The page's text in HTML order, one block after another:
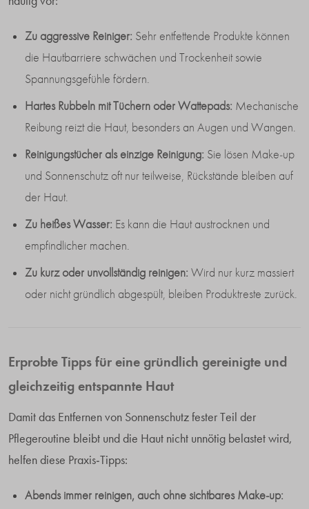
Zu aggressive Reiniger: Sehr entfettende Produkte können
die Hautbarriere schwächen und Trockenheit sowie
Spannungsgefühle fördern.
Hartes Rubbeln mit Tüchern oder Wattepads: Mechanische
Reibung reizt die Haut, besonders an Augen und Wangen.
Reinigungstücher als einzige Reinigung: Sie lösen Make-up
und Sonnenschutz oft nur teilweise, Rückstände bleiben auf
der Haut.
Zu heißes Wasser: Es kann die Haut austrocknen und
empfindlicher machen.
Zu kurz oder unvollständig reinigen: Wird nur kurz massiert
oder nicht gründlich abgespült, bleiben Produktreste zurück.
Erprobte Tipps für eine gründlich gereinigte und
gleichzeitig entspannte Haut
Damit das Entfernen von Sonnenschutz fester Teil der
Pflegeroutine bleibt und die Haut nicht unnötig belastet wird,
helfen diese Praxis-Tipps:
Abends immer reinigen, auch ohne sichtbares Make-up: